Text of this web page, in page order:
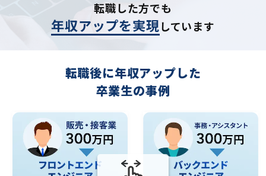
転職した方でも
年収アップを実現しています
転職後に年収アップした
卒業生の事例